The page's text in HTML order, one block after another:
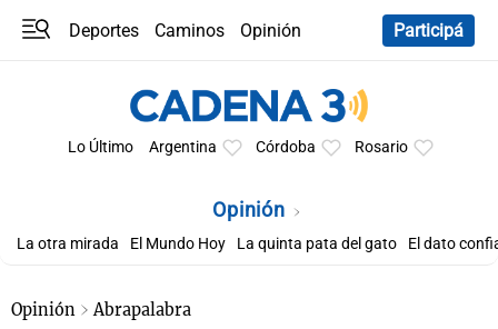
Deportes Caminos
Opinión
Participá
Lo Último Argentina Córdoba Rosario
Opinión
La otra mirada El Mundo Hoy La quinta pata del gato El dato
Opinión Abrapalabra